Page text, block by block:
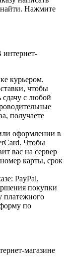
Нажмите
курьером.
чтобы
сдачу с любой
получаете
оформлении в
Чтобы
вас на сервер
карты, срок
PayPal,
покупки
платежного
по
магазине